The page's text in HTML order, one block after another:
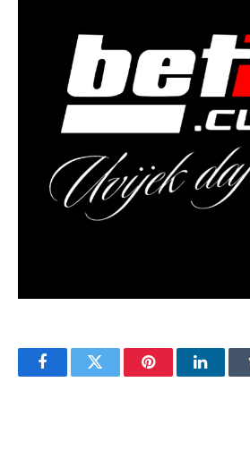
FacebookTwitter Pinterest